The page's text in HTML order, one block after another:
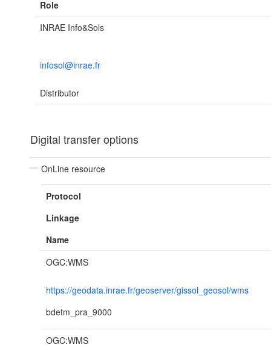
Role
INRAE Info&Sols
infosol@inrae.fr
Distributor
Digital transfer options
OnLine resource
Protocol
Linkage
Name
OGC:WMS
https://geodata.inrae.fr/geoserver/gissol_geosol/wms
bdetm_pra_9000
OGC:WMS